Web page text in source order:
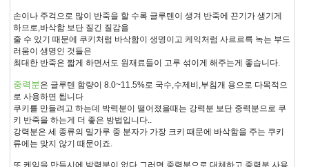
손이나 주걱으로 많이 반죽을 할 수록 글루텐이 생겨 반죽에 끈기가 생기게
하므로,바삭함 보단 질긴 질감을
줄 수 있기 때문에 쿠키처럼 바삭함이 생명이고 케익처럼 사르르륵 녹는 부드
러움이 생명인 것들은
최대한 반죽은 짧게 하면서도 원재료들이 고루 섞이게 해주는게 좋습니다.
중력분은 글루텐 함량이 8.0~11.5%로 국수,수제비,부침개 용으로 다목적으
로 사용하면 됩니다
쿠키를 만들려고 하는데 박력분이 떨어졌을때는 강력분 보단 중력분으로 쿠
키 반죽을 하는게 더 좋은 방법입니다..
강력분은 세 종류의 밀가루 중 분자가 가장 크키 때문에 바삭함을 주는 쿠키
류에는 맞지 않기 때문이죠.
또 케익을 만들시에 박력분이 없다 그러면 중력분으로 대체하고,중력분 사용